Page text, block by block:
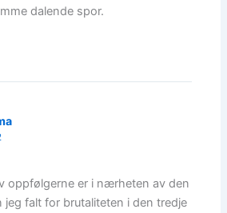
dalende spor.
oppfølgerne er i nærheten av den
jeg falt for brutaliteten i den tredje